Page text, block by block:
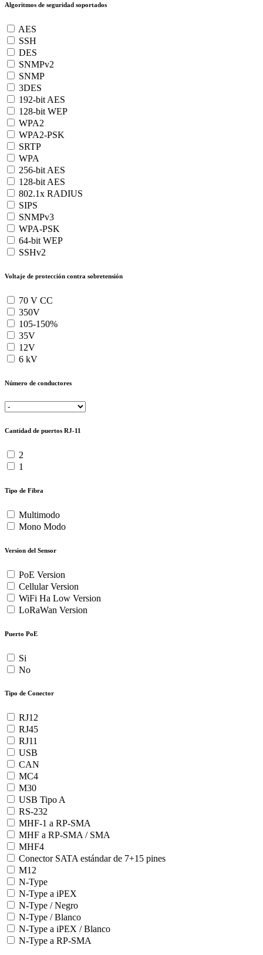
Algoritmos de seguridad soportados
AES
SSH
DES
SNMPv2
SNMP
3DES
192-bit AES
128-bit WEP
WPA2
WPA2-PSK
SRTP
WPA
256-bit AES
128-bit AES
802.1x RADIUS
SIPS
SNMPv3
WPA-PSK
64-bit WEP
SSHv2
Voltaje de protección contra sobretensión
70 V CC
350V
105-150%
35V
12V
6 kV
Número de conductores
Cantidad de puertos RJ-11
2
1
Tipo de Fibra
Multimodo
Mono Modo
Version del Sensor
PoE Version
Cellular Version
WiFi Ha Low Version
LoRaWan Version
Puerto PoE
Si
No
Tipo de Conector
RJ12
RJ45
RJ11
USB
CAN
MC4
M30
USB Tipo A
RS-232
MHF-1 a RP-SMA
MHF a RP-SMA / SMA
MHF4
Conector SATA estándar de 7+15 pines
M12
N-Type
N-Type a iPEX
N-Type / Negro
N-Type / Blanco
N-Type a iPEX / Blanco
N-Type a RP-SMA